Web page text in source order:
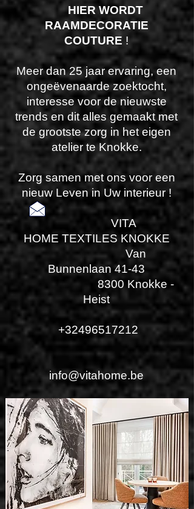
HIER WORDT
RAAMDECORATIE
COUTURE !
Meer dan 25 jaar ervaring, een
ongeëvenaarde zoektocht,
interesse voor de nieuwste
trends en dit alles gemaakt met
de grootste zorg in het eigen
atelier te Knokke.
Zorg samen met ons voor een
nieuw Leven in Uw interieur !
VITA
HOME TEXTILES KNOKKE
Van
Bunnenlaan 41-43
8300 Knokke -
Heist
+32496517212
info@vitahome.be